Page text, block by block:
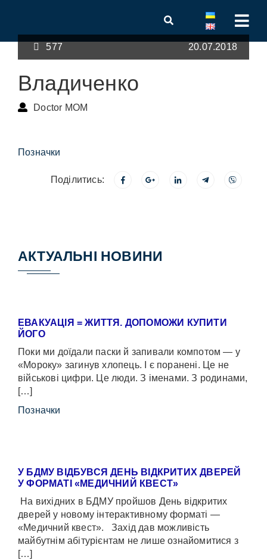
577 20.07.2018
Владиченко
Doctor MOM
Позначки
Поділитись:
АКТУАЛЬНІ НОВИНИ
ЕВАКУАЦІЯ = ЖИТТЯ. ДОПОМОЖИ КУПИТИ
ЙОГО
Поки ми доїдали паски й запивали компотом — у
«Мороку» загинув хлопець. І є поранені. Це не
військові цифри. Це люди. З іменами. З родинами,
[…]
Позначки
У БДМУ ВІДБУВСЯ ДЕНЬ ВІДКРИТИХ ДВЕРЕЙ
У ФОРМАТІ «МЕДИЧНИЙ КВЕСТ»
На вихідних в БДМУ пройшов День відкритих
дверей у новому інтерактивному форматі —
«Медичний квест». Захід дав можливість
майбутнім абітурієнтам не лише ознайомитися з
[…]